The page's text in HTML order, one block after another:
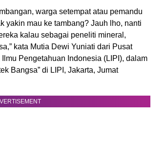
warga setempat atau pemandu
yakin mau ke tambang? Jauh lho, nanti
kalau sebagai peneliti mineral,
kata Mutia Dewi Yuniati dari Pusat
Pengetahuan Indonesia (LIPI), dalam
Bangsa” di LIPI, Jakarta, Jumat